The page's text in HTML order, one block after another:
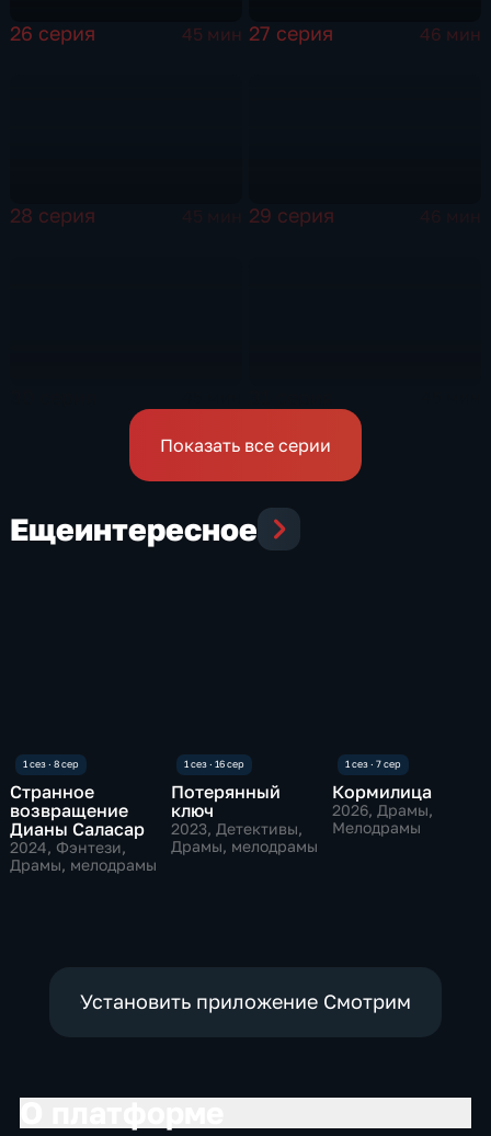
26 серия 45 мин 27 серия 46 мин
28 серия 29 серия
Показать все серии
Ещеинтересное
Странное
возвращение
Дианы Саласар
2024, Фэнтези,
Драмы, мелодрамы
Потерянный
ключ
2023, Детективы,
Драмы, мелодрамы
Кормилица
2026, Драмы,
Мелодрамы
Установить приложение Смотрим